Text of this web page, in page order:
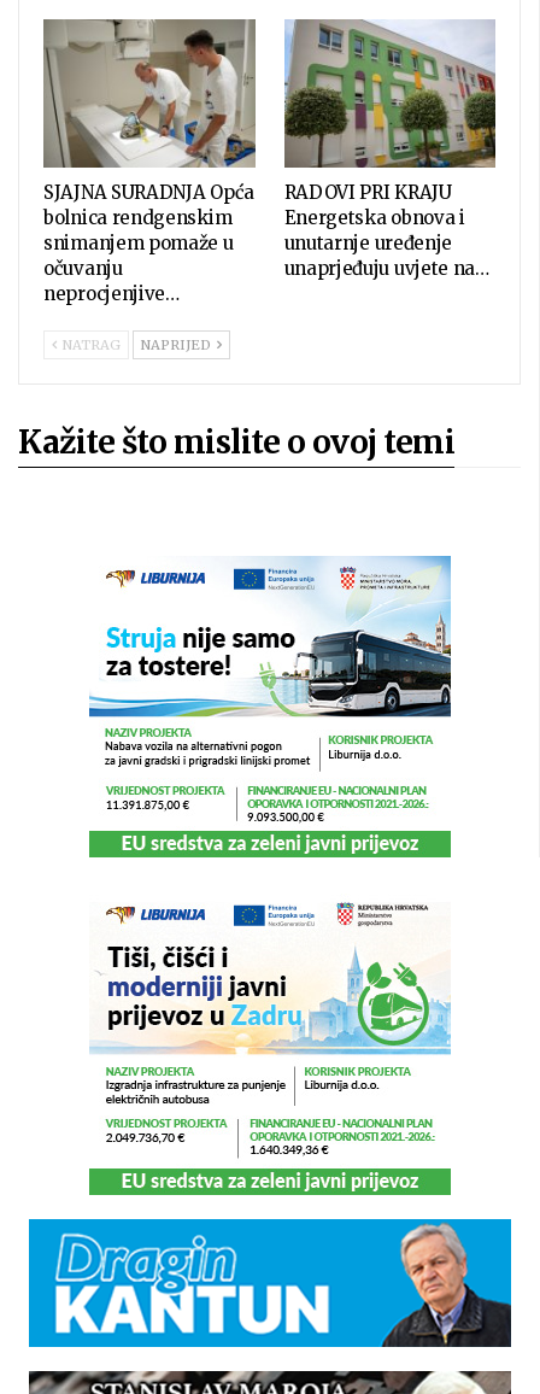
SJAJNA SURADNJA Opća
bolnica rendgenskim
snimanjem pomaže u
očuvanju
neprocjenjive…
RADOVI PRI KRAJU
Energetska obnova i
unutarnje uređenje
unaprjeđuju uvjete na…
NATRAG NAPRIJED
Kažite što mislite o ovoj temi